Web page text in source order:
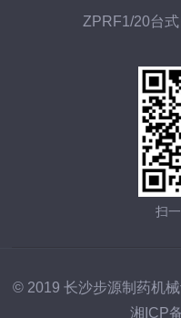
ZPRF1/20台
扫
© 2019 长沙步源制药机
湘ICP